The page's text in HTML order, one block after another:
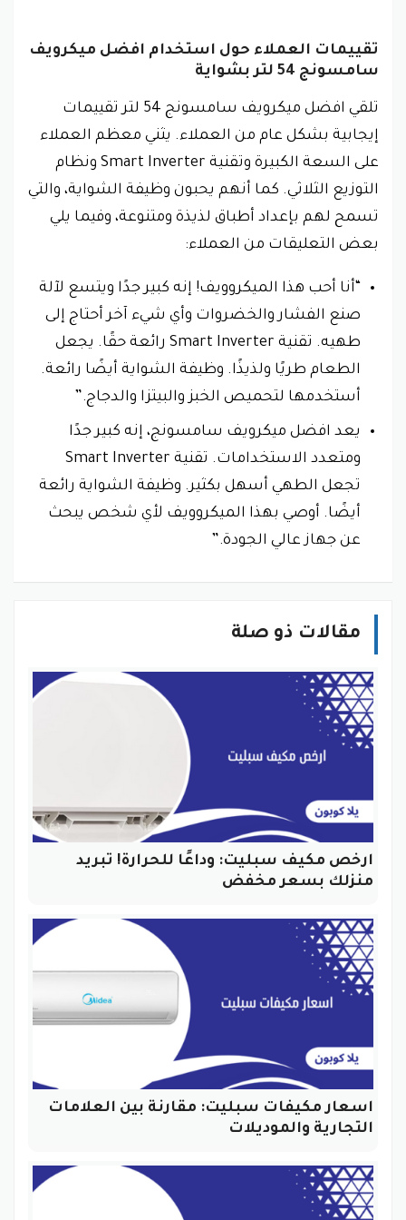
تقييمات العملاء حول استخدام افضل ميكرويف
سامسونج 54 لتر بشواية
تلقي افضل ميكرويف سامسونج 54 لتر تقييمات
إيجابية بشكل عام من العملاء. يثني معظم العملاء
على السعة الكبيرة وتقنية Smart Inverter ونظام
التوزيع الثلاثي. كما أنهم يحبون وظيفة الشواية، والتي
تسمح لهم بإعداد أطباق لذيذة ومتنوعة، وفيما يلي
بعض التعليقات من العملاء:
“أنا أحب هذا الميكروويف! إنه كبير جدًا ويتسع لآلة
صنع الفشار والخضروات وأي شيء آخر أحتاج إلى
طهيه. تقنية Smart Inverter رائعة حقًا. يجعل
الطعام طريًا ولذيذًا. وظيفة الشواية أيضًا رائعة.
أستخدمها لتحميص الخبز والبيتزا والدجاج.”
يعد افضل ميكرويف سامسونج، إنه كبير جدًا
ومتعدد الاستخدامات. تقنية Smart Inverter
تجعل الطهي أسهل بكثير. وظيفة الشواية رائعة
أيضًا. أوصي بهذا الميكروويف لأي شخص يبحث
عن جهاز عالي الجودة.”
مقالات ذو صلة
ارخص مكيف سبليت: وداعًا للحرارة! تبريد
منزلك بسعر مخفض
اسعار مكيفات سبليت: مقارنة بين العلامات
التجارية والموديلات